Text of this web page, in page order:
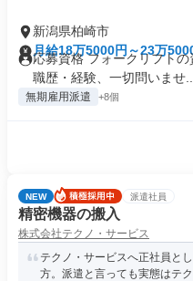
新潟県柏崎市
月給18万5000円～23万
応募資格 フォークリフト
職歴・経験、一切問いませ...
無期雇用派遣 +8個
NEW 派遣社員
精密機器の搬入
株式会社テクノ・サービス
テクノ・サービスへ正社員と
方。派遣と言っても実態はテ